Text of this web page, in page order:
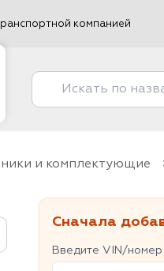
компанией
и комплектующие
Сначала
Введите VIN/номер